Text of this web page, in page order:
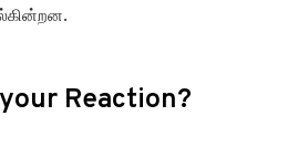
your Reaction?